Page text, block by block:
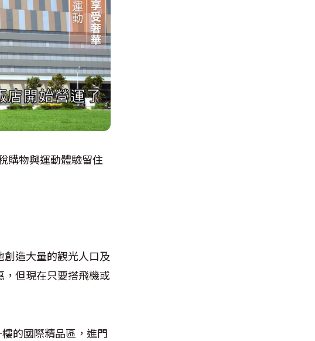
購物與運動體驗留住
造大量的觀光人口及
但現在只要搭飛機或
的國際精品區，進門